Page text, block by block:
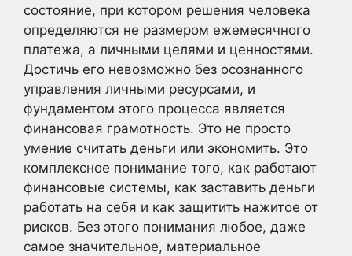
состояние, при котором решения человека
определяются не размером ежемесячного
платежа, а личными целями и ценностями.
Достичь его невозможно без осознанного
управления личными ресурсами, и
фундаментом этого процесса является
финансовая грамотность. Это не просто
умение считать деньги или экономить. Это
комплексное понимание того, как работают
финансовые системы, как заставить деньги
работать на себя и как защитить нажитое от
рисков. Без этого понимания любое, даже
самое значительное, материальное